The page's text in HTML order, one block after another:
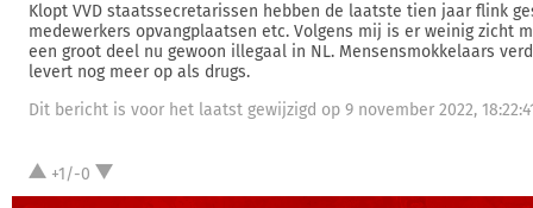
Klopt VVD staatssecretarissen hebben de laatste tien jaar flink
medewerkers opvangplaatsen etc. Volgens mij is er weinig zicht
een groot deel nu gewoon illegaal in NL. Mensensmokkelaars
levert nog meer op als drugs.
Dit bericht is voor het laatst gewijzigd op 9 november 2022,
+1/-0